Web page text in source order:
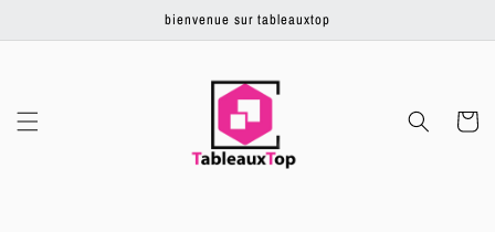
contenu
bienvenue sur tableauxtop
Panier